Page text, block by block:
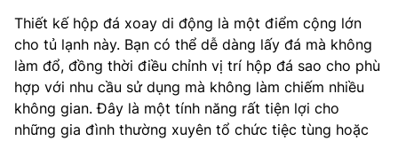
Thiết kế hộp đá xoay di động là một điểm cộng lớn
cho tủ lạnh này. Bạn có thể dễ dàng lấy đá mà không
làm đổ, đồng thời điều chỉnh vị trí hộp đá sao cho phù
hợp với nhu cầu sử dụng mà không làm chiếm nhiều
không gian. Đây là một tính năng rất tiện lợi cho
những gia đình thường xuyên tổ chức tiệc tùng hoặc